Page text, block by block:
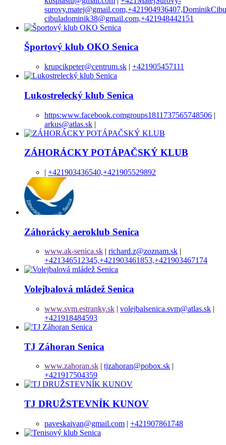
cibuladominik38@gmail.com,+421948442151
Športový klub OKO Senica
krupcikpeter@centrum.sk | +421905457111
Lukostrelecký klub Senica
https:www.facebook.comgroups1811737565748506 |
arkus@atlas.sk |
ZÁHORÁCKY POTÁPAČSKÝ KLUB
| +421903436540,+421905529892
Záhorácky aeroklub Senica
www.ak-senica.sk | richard.z@zoznam.sk |
+421346512345,+421903461853,+421903467174
Volejbalová mládež Senica
www.svm.estranky.sk | volejbalsenica.svm@atlas.sk |
+421918484593
TJ Záhoran Senica
www.zahoran.sk | tjzahoran@pobox.sk |
+421917504359
TJ DRUŽSTEVNÍK KUNOV
paveskaivan@gmail.com | +421907861748